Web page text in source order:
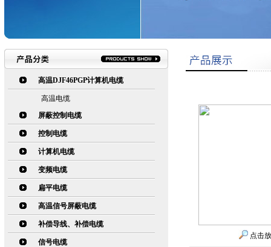
高温DJF46PGP计算机电缆
高温电缆
屏蔽控制电缆
控制电缆
计算机电缆
变频电缆
扁平电缆
高温信号屏蔽电缆
补偿导线、补偿电缆
信号电缆
点击